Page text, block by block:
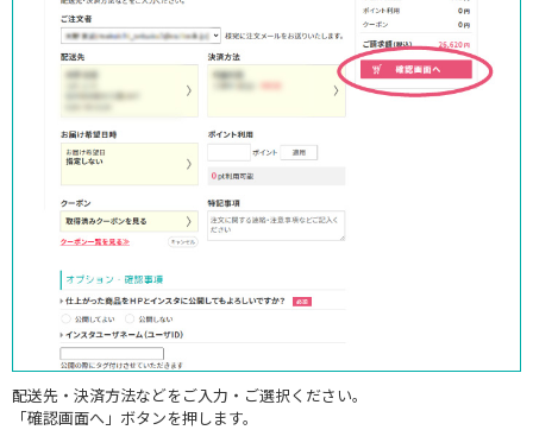
配送先・決済方法などをご入力・ご選択ください。
「確認画面へ」ボタンを押します。